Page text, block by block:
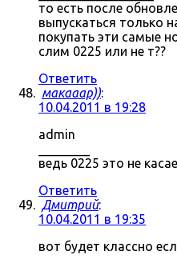
то есть после
выпускаться только
покупать эти самые
слим 0225 или не т??
Ответить
макааар)):
10.04.2011 в 19:28
admin
ведь 0225 это не
Ответить
Дмитрий:
10.04.2011 в 19:35
вот будет классно